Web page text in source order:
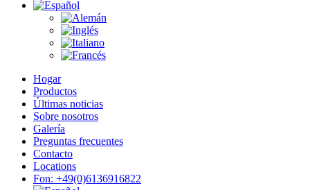
Hogar
Productos
Últimas noticias
Sobre nosotros
Galería
Preguntas frecuentes
Contacto
Locations
Fon: +49(0)6136916822